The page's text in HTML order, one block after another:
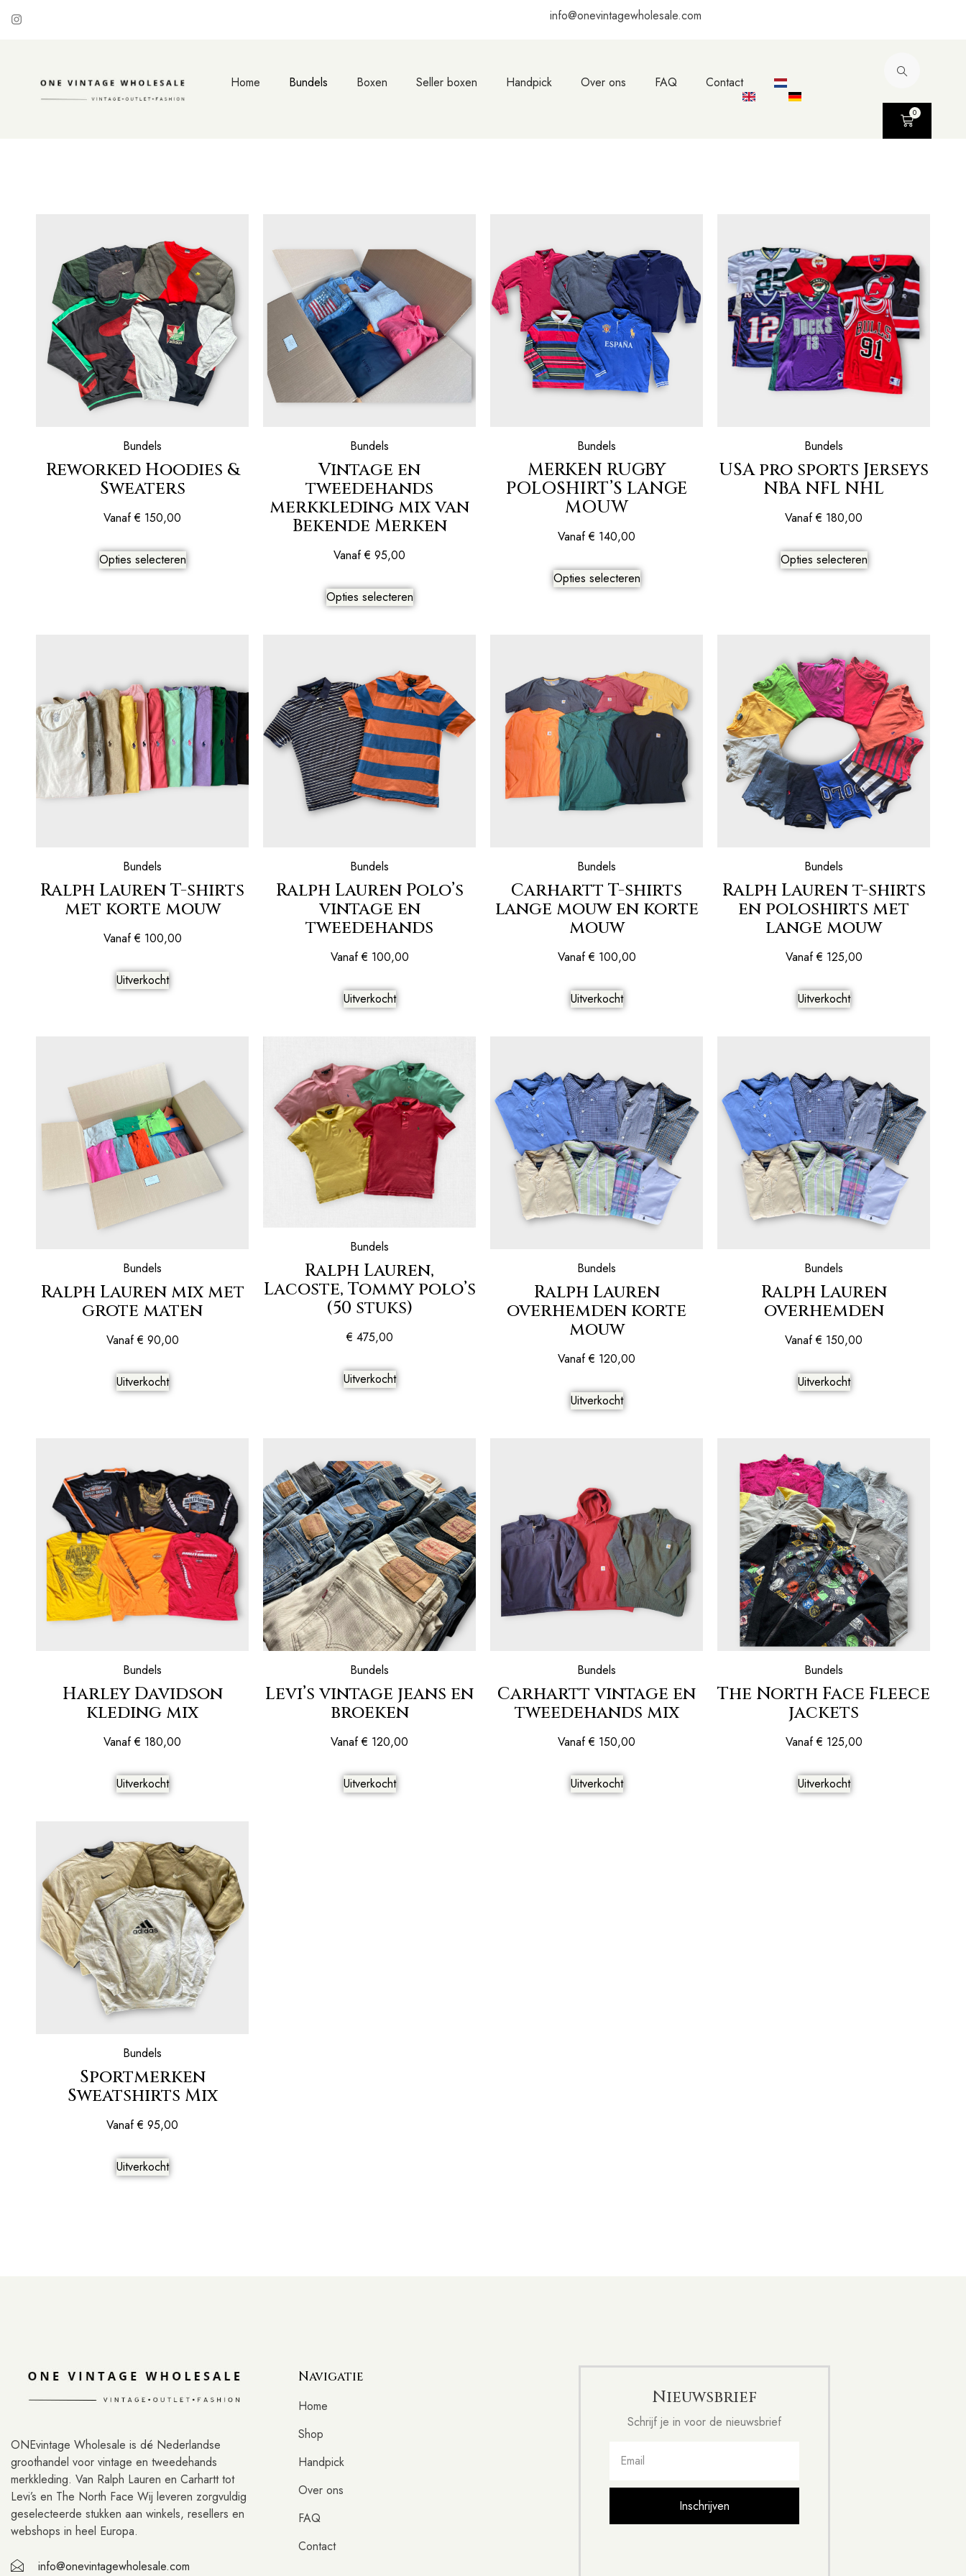
info@onevintagewholesale.com
Home Bundels Boxen Seller boxen Handpick Over ons FAQ Contact
0
Bundels
Reworked Hoodies &
Sweaters
Vanaf€ 150,00
Opties selecteren
Bundels
Vintage en
tweedehands
merkkleding mix van
Bekende Merken
Vanaf€ 95,00
Opties selecteren
Bundels
MERKEN RUGBY
POLOSHIRT’S LANGE
MOUW
Vanaf€ 140,00
Opties selecteren
Bundels
USA pro sports Jerseys
NBA NFL NHL
Vanaf€ 180,00
Opties selecteren
Bundels
Ralph Lauren T-shirts
met korte mouw
Vanaf€ 100,00
Uitverkocht
Bundels
Ralph Lauren Polo’s
vintage en
tweedehands
Vanaf€ 100,00
Uitverkocht
Bundels
Carhartt T-shirts
lange mouw en korte
mouw
Vanaf€ 100,00
Uitverkocht
Bundels
Ralph Lauren t-shirts
en poloshirts met
lange mouw
Vanaf€ 125,00
Uitverkocht
Bundels
Ralph Lauren mix met
grote maten
Vanaf€ 90,00
Uitverkocht
Bundels
Ralph Lauren,
Lacoste, Tommy polo’s
(50 stuks)
€ 475,00
Uitverkocht
Bundels
Ralph Lauren
overhemden korte
mouw
Vanaf€ 120,00
Uitverkocht
Bundels
Ralph Lauren
overhemden
Vanaf€ 150,00
Uitverkocht
Bundels
Harley Davidson
kleding mix
Vanaf€ 180,00
Uitverkocht
Bundels
Levi’s vintage jeans en
broeken
Vanaf€ 120,00
Uitverkocht
Bundels
Carhartt vintage en
tweedehands mix
Vanaf€ 150,00
Uitverkocht
Bundels
The North Face Fleece
jackets
Vanaf€ 125,00
Uitverkocht
Bundels
Sportmerken
Sweatshirts Mix
Vanaf€ 95,00
Uitverkocht
ONEvintage Wholesale is dé Nederlandse
groothandel voor vintage en tweedehands
merkkleding. Van Ralph Lauren en Carhartt tot
Levi’s en The North Face Wij leveren zorgvuldig
geselecteerde stukken aan winkels, resellers en
webshops in heel Europa.
info@onevintagewholesale.com
Navigatie
Home
Shop
Handpick
Over ons
FAQ
Contact
Nieuwsbrief
Schrijf je in voor de nieuwsbrief
Inschrijven